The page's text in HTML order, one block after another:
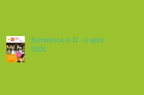
Symfonica in D - 6 april
2025